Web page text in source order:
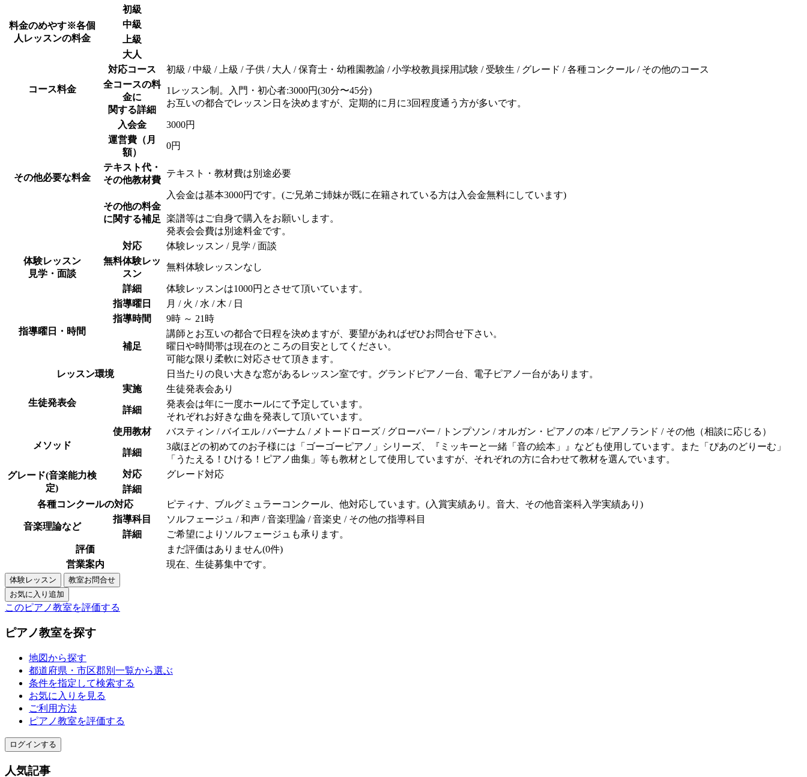
料金のめやす※各個
人レッスンの料金
初級
中級
上級
大人
コース料金
対応コース
初級 / 中級 / 上級 / 子供 / 大人 / 保育士・幼稚園教諭 / 小学校教員採用試験 / 受験生 / グレード / 各種コンクール / その他のコース
全コースの料
金に
関する詳細
1レッスン制。入門・初心者:3000円(30分〜45分)
お互いの都合でレッスン日を決めますが、定期的に月に3回程度通う方が多いです。
その他必要な料金
入会金
3000円
運営費（月
額）
0円
テキスト代・
その他教材費
テキスト・教材費は別途必要
その他の料金
に関する補足
入会金は基本3000円です。(ご兄弟ご姉妹が既に在籍されている方は入会金無料にしています)
楽譜等はご自身で購入をお願いします。
発表会会費は別途料金です。
体験レッスン
見学・面談
対応
体験レッスン / 見学 / 面談
無料体験レッ
スン
無料体験レッスンなし
詳細 体験レッスンは1000円とさせて頂いています。
指導曜日・時間
指導曜日
月 / 火 / 水 / 木 / 日
指導時間
9時 ～ 21時
補足
講師とお互いの都合で日程を決めますが、要望があればぜひお問合せ下さい。
曜日や時間帯は現在のところの目安としてください。
可能な限り柔軟に対応させて頂きます。
レッスン環境
日当たりの良い大きな窓があるレッスン室です。グランドピアノ一台、電子ピアノ一台があります。
生徒発表会
実施 生徒発表会あり
詳細
発表会は年に一度ホールにて予定しています。
それぞれお好きな曲を発表して頂いています。
メソッド
使用教材 バスティン / バイエル / バーナム / メトードローズ / グローバー / トンプソン / オルガン・ピアノの本 / ピアノランド / その他（相談に応じる）
詳細
3歳ほどの初めてのお子様には「ゴーゴーピアノ」シリーズ、『ミッキーと一緒「音の絵本」』なども使用しています。また「ぴあのどりーむ」
「うたえる！ひける！ピアノ曲集」等も教材として使用していますが、それぞれの方に合わせて教材を選んでいます。
グレード(音楽能力検
定)
対応
グレード対応
詳細
各種コンクールの対応
ピティナ、ブルグミュラーコンクール、他対応しています。(入賞実績あり。音大、その他音楽科入学実績あり)
音楽理論など
指導科目
ソルフェージュ / 和声 / 音楽理論 / 音楽史 / その他の指導科目
詳細
ご希望によりソルフェージュも承ります。
評価
まだ評価はありません(0件)
営業案内
現在、生徒募集中です。
このピアノ教室を評価する
ピアノ教室を探す
地図から探す
都道府県・市区郡別一覧から選ぶ
条件を指定して検索する
お気に入りを見る
ご利用方法
ピアノ教室を評価する
ログインする
人気記事